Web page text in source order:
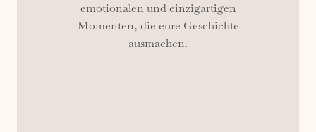
emotionalen und einzigartigen
Momenten, die eure Geschichte
ausmachen.